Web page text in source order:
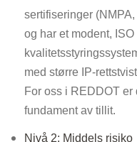
sertifiseringer
og har et modent,
med større IP-
For oss i REDDOT er
fundament av tillit.
Nivå 2: Middels risiko